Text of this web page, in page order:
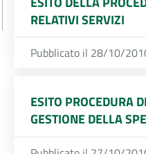
RELATIVI SERVIZI
Pubblicato il 28/10/
ESITO PROCEDURA
GESTIONE DELLA